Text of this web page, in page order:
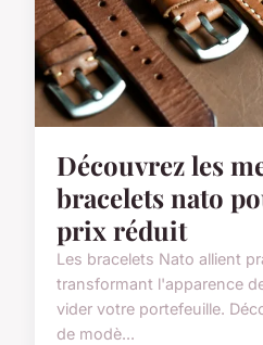
Découvrez les
bracelets nato
prix réduit
Les bracelets Nato allient
transformant l'apparence
vider votre portefeuille.
de modè...